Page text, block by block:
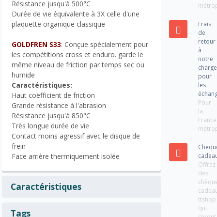
Résistance jusqu'à 500°C
Durée de vie équivalente à 3X celle d'une
plaquette organique classique
GOLDFREN S33: Conçue spécialement pour
les compétitions cross et enduro. garde le
même niveau de friction par temps sec ou
humide
Caractéristiques:
Haut coëfficient de friction
Grande résistance à l'abrasion
Résistance jusqu'à 850°C
Très longue durée de vie
Contact moins agressif avec le disque de
frein
Face arrière thermiquement isolée
Caractéristiques
Tags
Frais
de
retour
à
notre
charge
pour
les
Pour
la
France
Offrez
des
ttshop
qui